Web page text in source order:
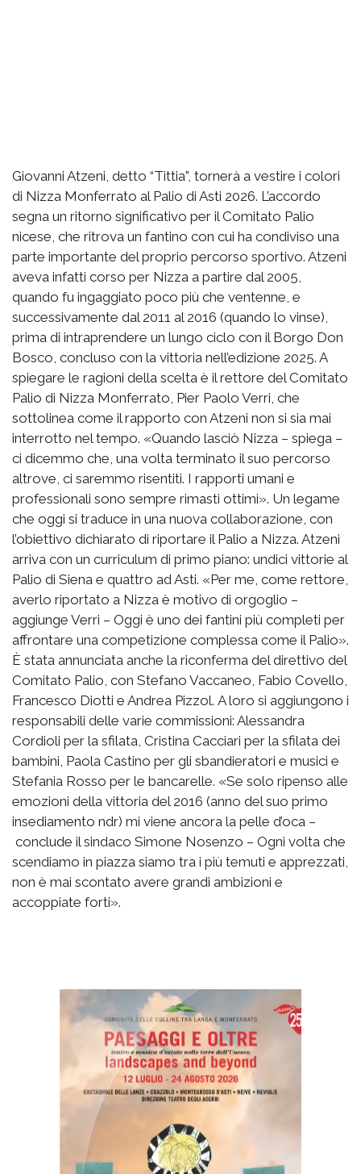
Giovanni Atzeni, detto “Tittia”, tornerà a vestire i colori
di Nizza Monferrato al Palio di Asti 2026. L’accordo
segna un ritorno significativo per il Comitato Palio
nicese, che ritrova un fantino con cui ha condiviso una
parte importante del proprio percorso sportivo. Atzeni
aveva infatti corso per Nizza a partire dal 2005,
quando fu ingaggiato poco più che ventenne, e
successivamente dal 2011 al 2016 (quando lo vinse),
prima di intraprendere un lungo ciclo con il Borgo Don
Bosco, concluso con la vittoria nell’edizione 2025. A
spiegare le ragioni della scelta è il rettore del Comitato
Palio di Nizza Monferrato, Pier Paolo Verri, che
sottolinea come il rapporto con Atzeni non si sia mai
interrotto nel tempo. «Quando lasciò Nizza – spiega –
ci dicemmo che, una volta terminato il suo percorso
altrove, ci saremmo risentiti. I rapporti umani e
professionali sono sempre rimasti ottimi». Un legame
che oggi si traduce in una nuova collaborazione, con
l’obiettivo dichiarato di riportare il Palio a Nizza. Atzeni
arriva con un curriculum di primo piano: undici vittorie al
Palio di Siena e quattro ad Asti. «Per me, come rettore,
averlo riportato a Nizza è motivo di orgoglio –
aggiunge Verri – Oggi è uno dei fantini più completi per
affrontare una competizione complessa come il Palio».
È stata annunciata anche la riconferma del direttivo del
Comitato Palio, con Stefano Vaccaneo, Fabio Covello,
Francesco Diotti e Andrea Pizzol. A loro si aggiungono i
responsabili delle varie commissioni: Alessandra
Cordioli per la sfilata, Cristina Cacciari per la sfilata dei
bambini, Paola Castino per gli sbandieratori e musici e
Stefania Rosso per le bancarelle. «Se solo ripenso alle
emozioni della vittoria del 2016 (anno del suo primo
insediamento ndr) mi viene ancora la pelle d’oca –
conclude il sindaco Simone Nosenzo – Ogni volta che
scendiamo in piazza siamo tra i più temuti e apprezzati,
non è mai scontato avere grandi ambizioni e
accoppiate forti».